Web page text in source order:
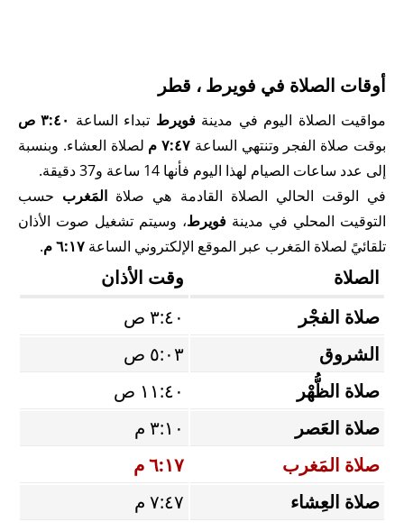
أوقات الصلاة في فويرط ، قطر
مواقيت الصلاة اليوم في مدينةفويرط تبداء الساعة ٣:٤٠ ص
بوقت صلاة الفجر وتنتهي الساعة ٧:٤٧ م
لصلاة العشاء. وبنسبة
إلى عدد ساعات الصيام لهذا اليوم فأنها 14 ساعة و37 دقيقة.
في الوقت الحالي الصلاة القادمة هي صلاة المَغرب حسب
التوقيت المحلي في مدينة فويرط، وسيتم تشغيل صوت الأذان
تلقائيً لصلاة المَغرب عبر الموقع الإلكتروني الساعة ٦:١٧ م .
الصلاة
وقت الأذان
صلاة الفجْر
٣:٤٠ ص
الشروق
٥:٠٣ ص
صلاة الظُّهْر
١١:٤٠ ص
صلاة العَصر
٣:١٠ م
صلاة المَغرب
٦:١٧ م
صلاة العِشاء
٧:٤٧ م